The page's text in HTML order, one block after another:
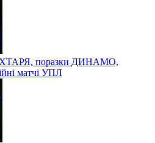
поразки ДИНАМО,
матчі УПЛ